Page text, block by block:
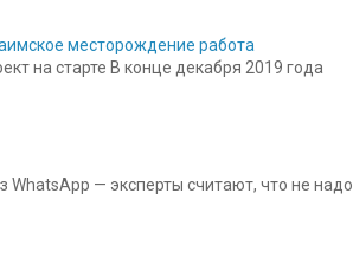
месторождение работа
на старте В конце декабря 2019 года
WhatsApp — эксперты считают, что не надо